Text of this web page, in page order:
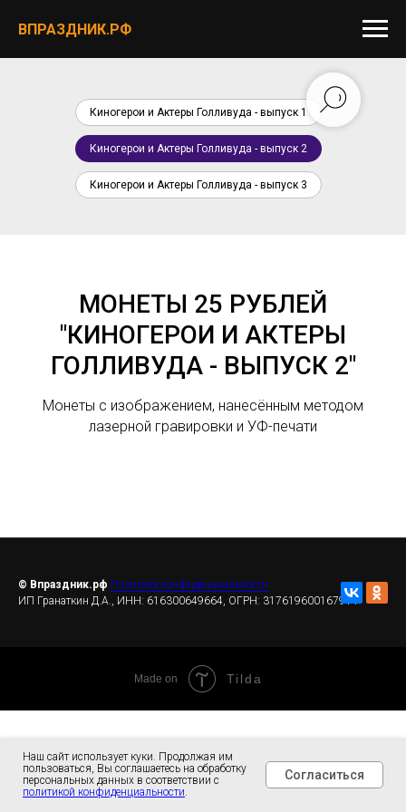
ВПРАЗДНИК.РФ
Киногерои и Актеры Голливуда - выпуск 1
Киногерои и Актеры Голливуда - выпуск 2
Киногерои и Актеры Голливуда - выпуск 3
МОНЕТЫ 25 РУБЛЕЙ
"КИНОГЕРОИ И АКТЕРЫ
ГОЛЛИВУДА - ВЫПУСК 2"
Монеты с изображением, нанесённым методом
лазерной гравировки и УФ-печати
© Впраздник.рф Политика конфиденциальности
ИП Гранаткин Д.А., ИНН: 616300649664, ОГРН: 317619600167914
Наш сайт использует куки. Продолжая им
пользоваться, Вы соглашаетесь на обработку
персональных данных в соответствии с
политикой конфиденциальности.
Согласиться
Made on Tilda